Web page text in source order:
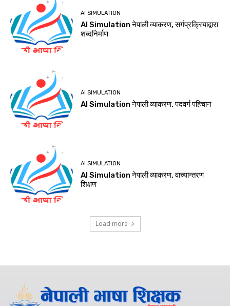
AI SIMULATION
AI Simulation नेपाली व्याकरण, सर्गप्रक्रियाद्वारा
शब्‍दनिर्माण
AI SIMULATION
AI Simulation नेपाली व्याकरण, पदवर्ग पहिचान
AI SIMULATION
AI Simulation नेपाली व्याकरण, वाच्यान्तरण
शिक्षण
Load more